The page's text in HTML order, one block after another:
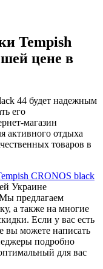
Tempish
цене в
44 будет надежным
его
магазин
активного отдыха
товаров в
CRONOS black
Украине
предлагаем
а также на многие
Если у вас есть
вы можете написать
подробно
для вас